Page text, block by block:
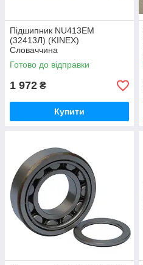
Підшипник NU413EM
(32413Л) (KINEX)
Словаччина
Готово до відправки
1 972 ₴
Купити